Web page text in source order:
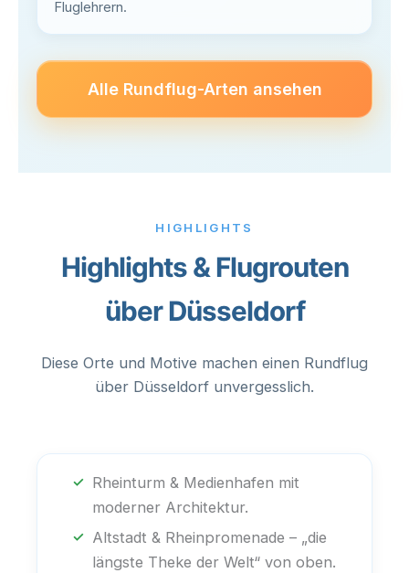
Fluglehrern.
Alle Rundflug-Arten ansehen
HIGHLIGHTS
Highlights & Flugrouten
über Düsseldorf
Diese Orte und Motive machen einen Rundflug
über Düsseldorf unvergesslich.
Rheinturm & Medienhafen mit
moderner Architektur.
Altstadt & Rheinpromenade – „die
längste Theke der Welt“ von oben.